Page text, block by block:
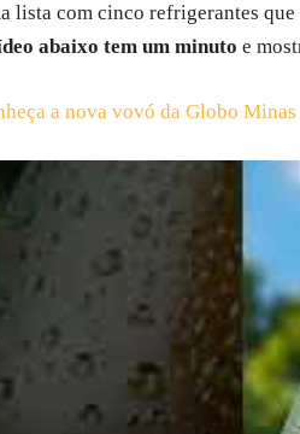
lista com cinco refrigerantes
abaixo tem um minuto e
a nova vovó da Globo